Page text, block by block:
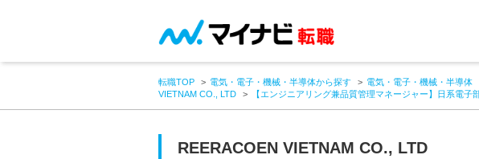
転職TOP 電気・電子・機械・半導体から探す 電気・電子・機械・半導体
VIETNAM CO., LTD
【エンジニアリング兼品質管理マネージャー】日系電子
REERACOEN VIETNAM CO., LTD